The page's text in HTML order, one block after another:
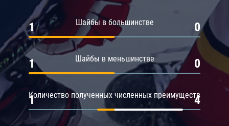
Шайбы в большинстве
1 0
Шайбы в меньшинстве
1 0
Количество полученных численных преимуществ
1 4